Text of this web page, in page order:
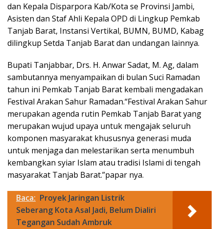
dan Kepala Disparpora Kab/Kota se Provinsi Jambi,
Asisten dan Staf Ahli Kepala OPD di Lingkup Pemkab
Tanjab Barat, Instansi Vertikal, BUMN, BUMD, Kabag
dilingkup Setda Tanjab Barat dan undangan lainnya.
Bupati Tanjabbar, Drs. H. Anwar Sadat, M. Ag, dalam
sambutannya menyampaikan di bulan Suci Ramadan
tahun ini Pemkab Tanjab Barat kembali mengadakan
Festival Arakan Sahur Ramadan.“Festival Arakan Sahur
merupakan agenda rutin Pemkab Tanjab Barat yang
merupakan wujud upaya untuk mengajak seluruh
komponen masyarakat khususnya generasi muda
untuk menjaga dan melestarikan serta menumbuh
kembangkan syiar Islam atau tradisi Islami di tengah
masyarakat Tanjab Barat.”papar nya.
Baca: Proyek Jaringan Listrik
Seberang Kota Asal Jadi, Belum Dialiri
Tegangan Sudah Ambruk